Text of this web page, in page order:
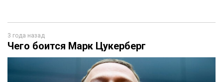
3 года назад
Чего боится Марк Цукерберг